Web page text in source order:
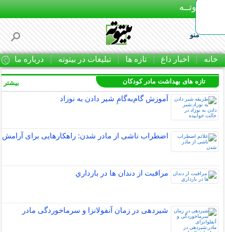
بـیتوتــه
منو
خانه اخبار داغ تازه ها تبلیغات در بیتوته درباره ما
تازه های بهداشت مادر کودکان
آموزش گام‌به‌گامِ شیر دادن به نوزاد
اضطراب ناشی از مادر شدن: راهکارهایی برای آرامش
مراقبت از دندان‌ ها در بارداري
شیردهی در زمان آنفولانزا و سرماخوردگی مادر
بیشتر